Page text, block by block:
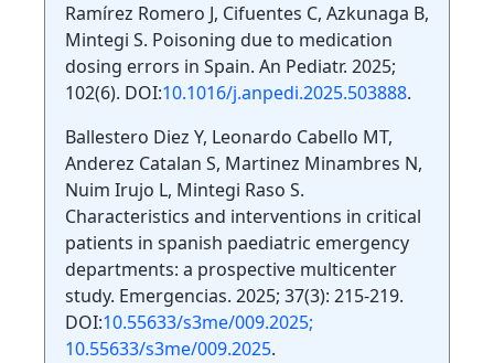
Ramírez Romero J, Cifuentes C, Azkunaga B,
Mintegi S. Poisoning due to medication
dosing errors in Spain. An Pediatr. 2025;
102(6). DOI:10.1016/j.anpedi.2025.503888.
Ballestero Diez Y, Leonardo Cabello MT,
Anderez Catalan S, Martinez Minambres N,
Nuim Irujo L, Mintegi Raso S.
Characteristics and interventions in critical
patients in spanish paediatric emergency
departments: a prospective multicenter
study. Emergencias. 2025; 37(3): 215-219.
DOI:10.55633/s3me/009.2025;
10.55633/s3me/009.2025.